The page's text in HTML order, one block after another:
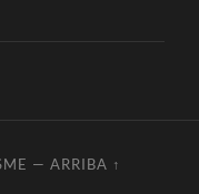
— ARRIBA ↑